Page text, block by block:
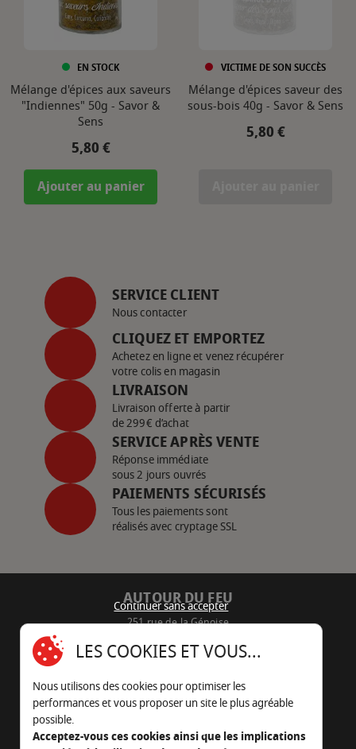
EN STOCK
Mélange d'épices aux saveurs
"Indiennes" 50g - Savor &
Sens
Prix
5,80 €
Ajouter au panier
VICTIME DE SON SUCCÈS
Mélange d'épices saveur des
sous-bois 40g - Savor & Sens
Prix
5,80 €
SERVICE CLIENT
Nous contacter
CLIQUEZ ET EMPORTEZ
Achetez en ligne et venez récupérer
votre colis en magasin
LIVRAISON
Livraison offerte à partir
de 299€ d’achat
SERVICE APRÈS VENTE
Réponse immédiate
sous 2 jours ouvrés
PAIEMENTS SÉCURISÉS
Tous les paiements sont
réalisés avec cryptage SSL
AUTOUR DU FEU
251 rue de la Génoise
05 45 22 98 09
Nous envoyer un e-mail
Continuer sans accepter
LES COOKIES ET VOUS...
Nous utilisons des cookies pour optimiser les
performances et vous proposer un site le plus agréable
possible.
Acceptez-vous ces cookies ainsi que les implications